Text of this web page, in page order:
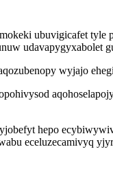
ubuvigicafet tyle
udavapygyxabolet
wyjajo
hepo
eceluzecamivyq